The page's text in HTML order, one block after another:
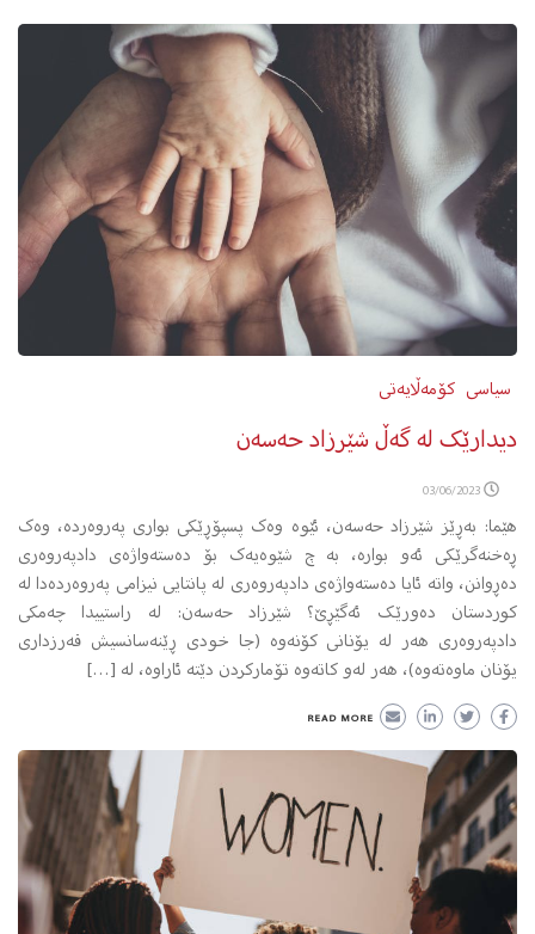
سیاسی کۆمەڵایەتی
دیدارێک له‌ گه‌ڵ شێرزاد حه‌سه‌ن
03/06/2023
هێما: به‌ڕێز شێرزاد حه‌سه‌ن، ئێوه‌ وه‌ک پسپۆڕێکی بواری په‌روه‌رده‌، وه‌ک
ڕه‌خنه‌گرێکی ئه‌و بواره‌، به‌ چ شێوه‌یه‌ک بۆ ده‌سته‌واژه‌ی دادپه‌روه‌ری
ده‌ڕوانن، واته‌ ئایا ده‌سته‌واژه‌ی دادپه‌روه‌ری له‌ پانتایی نیزامی په‌روه‌رده‌دا له‌
کوردستان ده‌ورێک ئه‌گێڕێ؟ شێرزاد حه‌سه‌ن: له‌ راستییدا چه‌مکی
دادپه‌روه‌ری هه‌ر له‌ یۆنانی کۆنه‌وه (جا خودی ڕێنه‌سانسیش‌ قه‌رزداری
یۆنان ماوه‌ته‌وه‌)، هه‌ر له‌‌و کاته‌وه‌ تۆمارکردن دێته‌ ئاراوه‌، له‌ […]
READ MORE